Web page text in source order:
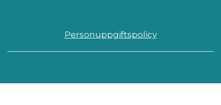
Personuppgiftspolicy